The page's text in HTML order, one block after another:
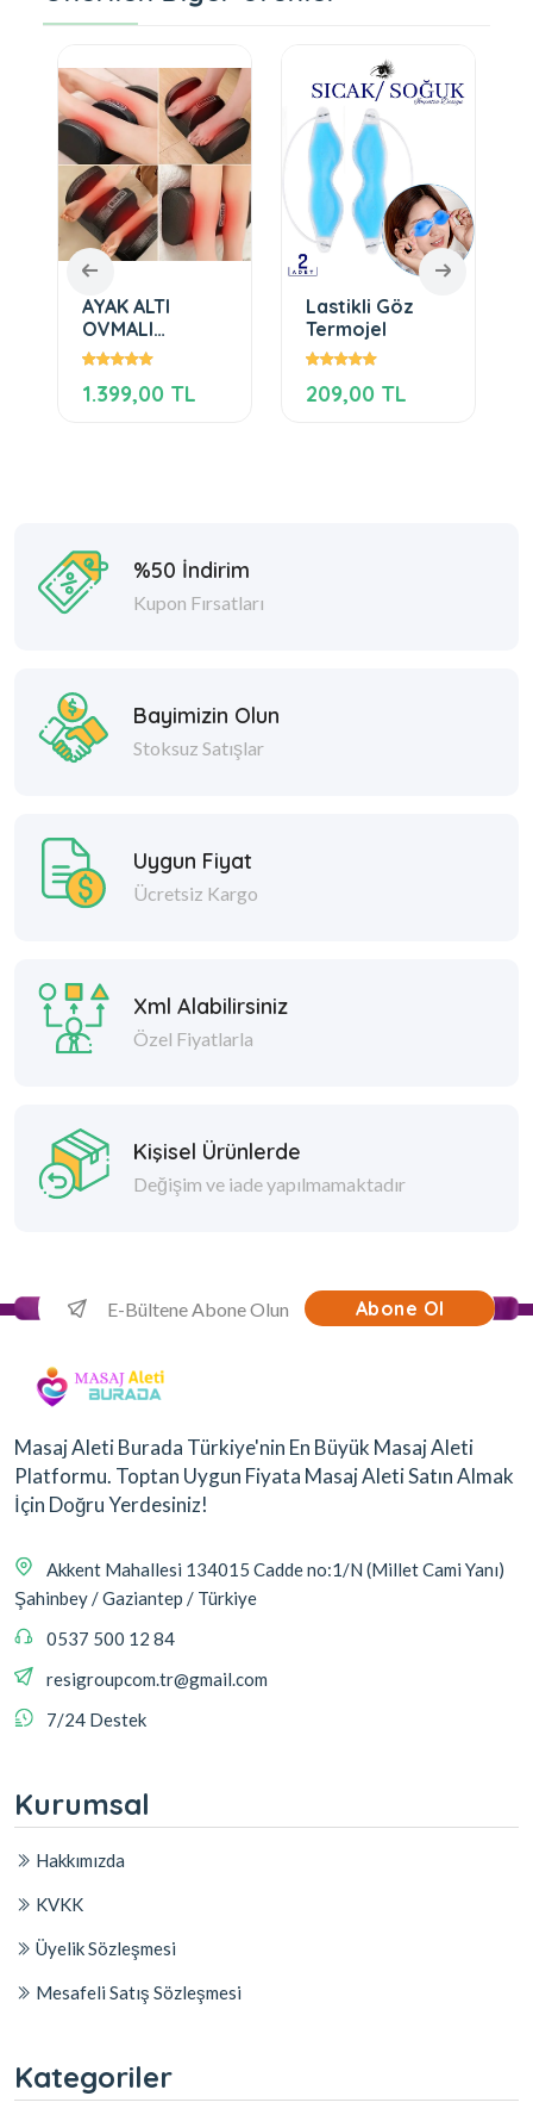
AYAK ALTI
OVMALI
INFRARED
ALETİ
1.399,00 TL
Lastikli Göz
Termojel
209,00 TL
%50 İndirim
Kupon Fırsatları
Bayimizin Olun
Stoksuz Satışlar
Uygun Fiyat
Ücretsiz Kargo
Xml Alabilirsiniz
Özel Fiyatlarla
Kişisel Ürünlerde
Değişim ve iade yapılmamaktadır
Abone Ol
Masaj Aleti Burada Türkiye'nin En Büyük Masaj Aleti
Platformu. Toptan Uygun Fiyata Masaj Aleti Satın Almak
İçin Doğru Yerdesiniz!
Akkent Mahallesi 134015 Cadde no:1/N (Millet Cami Yanı)
Şahinbey / Gaziantep / Türkiye
0537 500 12 84
resigroupcom.tr@gmail.com
7/24 Destek
Kurumsal
Hakkımızda
KVKK
Üyelik Sözleşmesi
Mesafeli Satış Sözleşmesi
Kategoriler